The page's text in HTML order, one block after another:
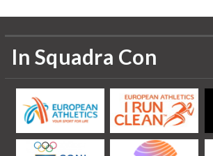
In Squadra Con